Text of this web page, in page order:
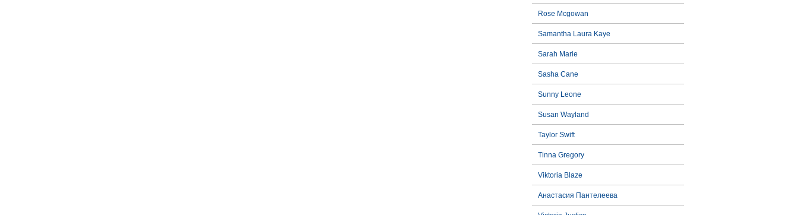
Rose Mcgowan
Samantha Laura Kaye
Sarah Marie
Sasha Cane
Sunny Leone
Susan Wayland
Taylor Swift
Tinna Gregory
Viktoria Blaze
Анастасия Пантелеева